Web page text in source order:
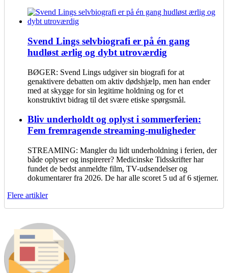
Svend Lings selvbiografi er på én gang
hudløst ærlig og dybt utroværdig
BØGER: Svend Lings udgiver sin biografi for at
genaktivere debatten om aktiv dødshjælp, men han ender
med at skygge for sin legitime holdning og for et
konstruktivt bidrag til det svære etiske spørgsmål.
Bliv underholdt og oplyst i sommerferien:
Fem fremragende streaming-muligheder
STREAMING: Mangler du lidt underholdning i ferien, der
både oplyser og inspirerer? Medicinske Tidsskrifter har
fundet de bedst anmeldte film, TV-udsendelser og
dokumentarer fra 2026. De har alle scoret 5 ud af 6 stjerner.
Flere artikler